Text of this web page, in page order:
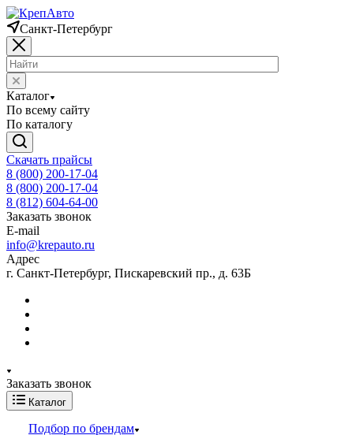
Санкт-Петербург
Каталог
По всему сайту
По каталогу
Скачать прайсы
8 (800) 200-17-04
8 (800) 200-17-04
8 (812) 604-64-00
Заказать звонок
E-mail
info@krepauto.ru
Адрес
г. Санкт-Петербург, Пискаревский пр., д. 63Б
Заказать звонок
Каталог
Подбор по брендам